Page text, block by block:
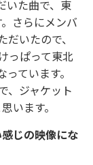
いた曲で、東
さらにメンバ
いたので、
っぱって東北
ています。
、ジャケット
います。
じの映像にな